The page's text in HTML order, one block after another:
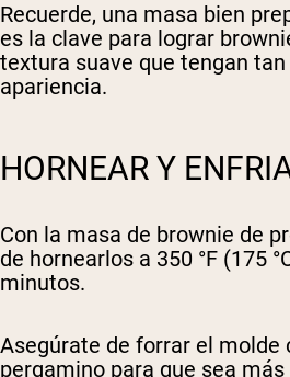
Recuerde, una masa bien
es la clave para lograr
textura suave que tengan
apariencia.
HORNEAR Y
Con la masa de brownie de
de hornearlos a 350 °F (175
minutos.
Asegúrate de forrar el molde
pergamino para que sea